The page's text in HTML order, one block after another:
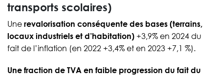
transports scolaires)
Une revalorisation conséquente des bases (terrains,
locaux industriels et d’habitation) +3,9% en 2024 du
fait de l’inflation (en 2022 +3,4% et en 2023 +7,1 %).
Une fraction de TVA en faible progression du fait du